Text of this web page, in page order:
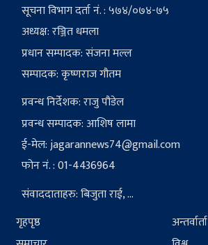
सूचना विभाग दर्ता नं. : ५७४/०७४-७५
अध्यक्ष: रञ्जित धमला
प्रधान सम्पादक: संजना मल्ल
सम्पादक: कृष्णराज गौतम
प्रवन्ध निर्देशक: राजु पौडेल
प्रवन्ध सम्पादक: आशिष लामा
ई-मेल:jagarannews74@gmail.com
फोन नं. : 01-4436964
संवाददाताहरु: बिजुता राई, ...
गृहपृष्ठ
अन्तर्वार्ता